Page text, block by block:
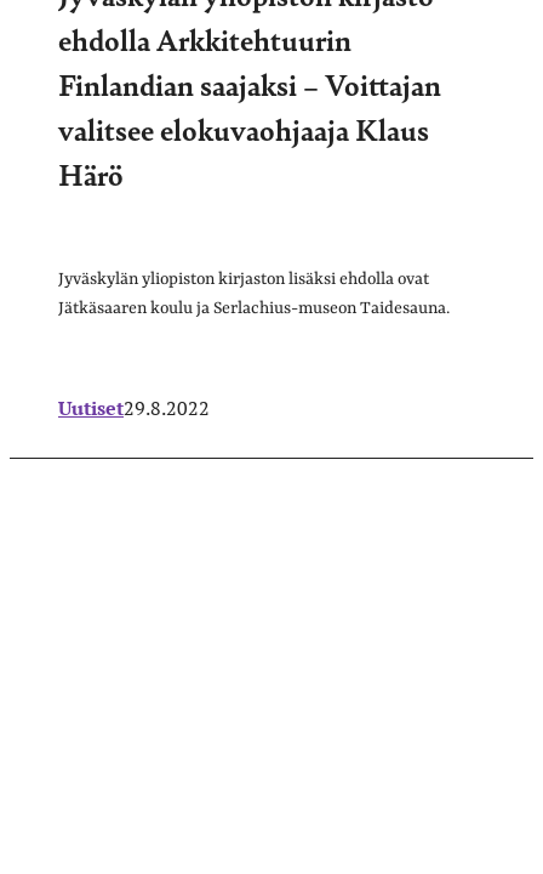
ehdolla Arkkitehtuurin
Finlandian saajaksi – Voittajan
valitsee elokuvaohjaaja Klaus
Härö
Jyväskylän yliopiston kirjaston lisäksi ehdolla ovat
Jätkäsaaren koulu ja Serlachius-museon Taidesauna.
Uutiset29.8.2022